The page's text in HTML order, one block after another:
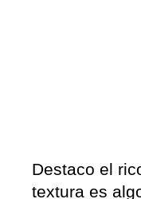
Destaco el
textura es